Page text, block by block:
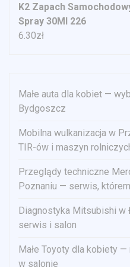
K2 Zapach
Spray 30Ml 226
6.30zł
Małe auta dla kobiet —
Bydgoszcz
Mobilna wulkanizacja w
TIR-ów i maszyn
Przeglądy techniczne
Poznaniu — serwis,
Diagnostyka Mitsubishi
serwis i salon
Małe Toyoty dla kobiety
w salonie